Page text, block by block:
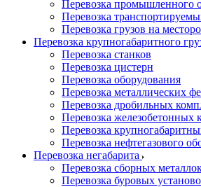
Перевозка промышленного
Перевозка
Перевозка грузов на
Перевозка крупногабаритного
Перевозка станков
Перевозка цистерн
Перевозка оборудования
Перевозка металлических
Перевозка дробильных
Перевозка железобетонных
Перевозка
Перевозка нефтегазового
Перевозка негабарита
Перевозка сборных
Перевозка буровых